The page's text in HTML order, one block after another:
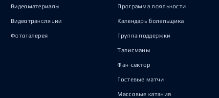
Видеоматериалы
Видеотрансляции
Фотогалерея
Программа лояльности
Календарь болельщика
Группа поддержки
Талисманы
Фан-сектор
Гостевые матчи
Массовые катания